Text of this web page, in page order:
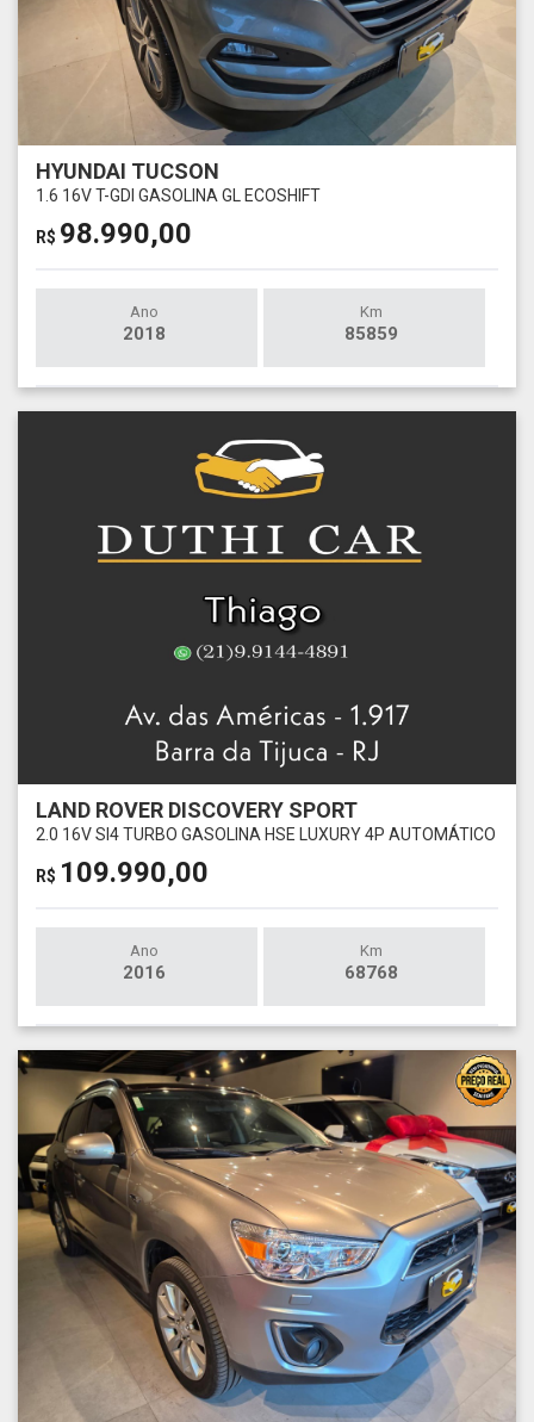
HYUNDAI TUCSON
1.6 16V T-GDI GASOLINA GL ECOSHIFT
R$ 98.990,00
Ano
2018
Km
85859
LAND ROVER DISCOVERY SPORT
2.0 16V SI4 TURBO GASOLINA HSE LUXURY 4P AUTOMÁTICO
R$ 109.990,00
Ano
2016
Km
68768